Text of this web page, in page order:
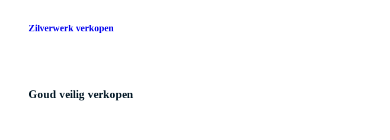
Zilverwerk verkopen
Goud veilig verkopen